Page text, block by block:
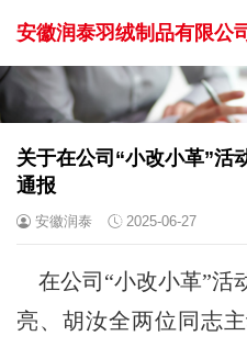
安徽润泰羽绒制品有限公司
关于在公司“小改小革”活
通报
安徽润泰 2025-06-27
在公司“小改小革”活
亮、胡汝全两位同志